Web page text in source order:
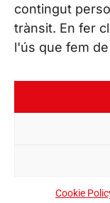
contingut
trànsit. En fer
l'ús que fem
Cookie
CONTACT US
Phone. (+34)